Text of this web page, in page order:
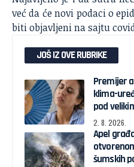
već da će novi podaci o
biti objavljeni na sajtu
JOŠ IZ OVE RUBRIKE
Premijer
klima-
pod
2. 8. 2026.
Apel
šumskih